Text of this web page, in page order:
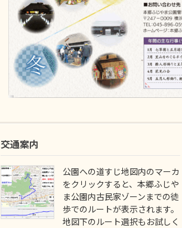
交通案内
公園への道すじ地図内のマーカ
をクリックすると、本郷ふじや
ま公園内古民家ゾーンまでの徒
歩でのルートが表示されます。
地図下のルート選択もお試しく